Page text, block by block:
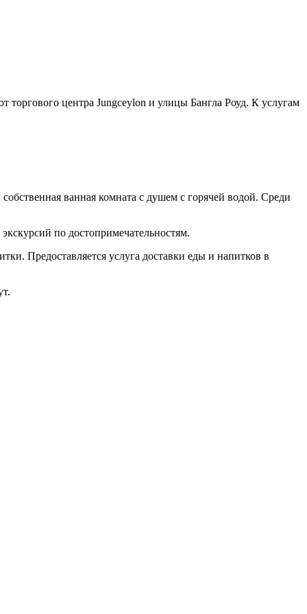
торгового центра Jungceylon и улицы Бангла Роуд. К услугам
ванная комната с душем с горячей водой. Среди
по достопримечательностям.
Предоставляется услуга доставки еды и напитков в